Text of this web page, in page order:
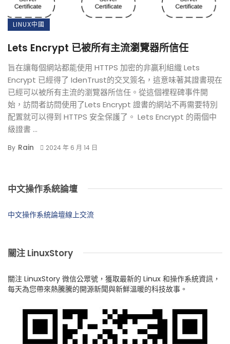
LINUX中國
Lets Encrypt 已被所有主流瀏覽器所信任
旨在讓每個網站都能使用 HTTPS 加密的非贏利組織 Lets
Encrypt 已經得了 IdenTrust的交叉簽名，這意味著其證書現在
已經可以被所有主流的瀏覽器所信任。從這個裡程碑事件開
始，訪問者訪問使用了Lets Encrypt 證書的網站不再需要特別
配置就可以得到 HTTPS 安全保護了。 Lets Encrypt 的兩個中
級證書 ...
By Rain 2024 年 6 月 14 日
中文操作系統論壇
中文操作系統論壇線上交流
關注 LinuxStory
關注 LinuxStory 微信公眾號，獲取最新的 Linux 和操作系統資訊，
每天為您帶來熱騰騰的開源新聞與新鮮溫暖的科技故事。